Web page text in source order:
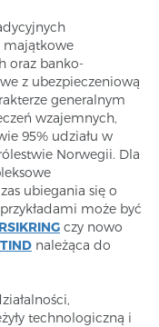
majątkowe
oraz banko-
z ubezpieczeniową
generalnym
wzajemnych,
95% udziału w
Norwegii. Dla
ubiegania się o
może być
czy nowo
należąca do
technologiczną i